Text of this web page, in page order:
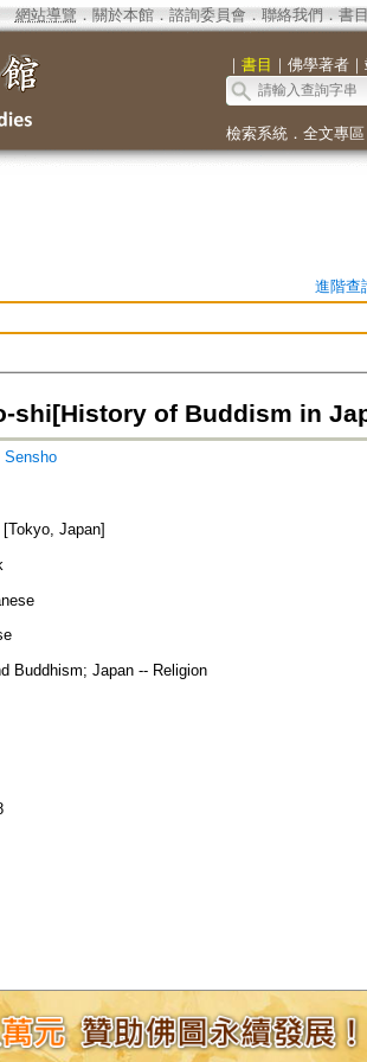
網站導覽 ． 關於本館． 諮詢委員會． 聯絡我們 ． 書
｜ 書目 ｜ 佛學著者｜
檢索系統． 全文專區
進階查
shi[History of Buddism in
Sensho
Japan]
Buddhism; Japan -- Religion